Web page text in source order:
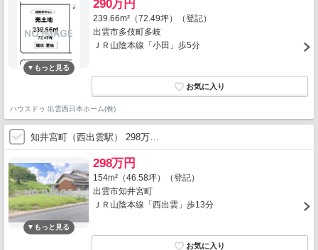
290万円
239.66m²（72.49坪）（登記）
出雲市多伎町多岐
ＪＲ山陰本線「小田」歩5分
ハウスドゥ 出雲西日本ホーム(株)
知井宮町（西出雲駅） 298万…
298万円
154m²（46.58坪）（登記）
出雲市知井宮町
ＪＲ山陰本線「西出雲」歩13分